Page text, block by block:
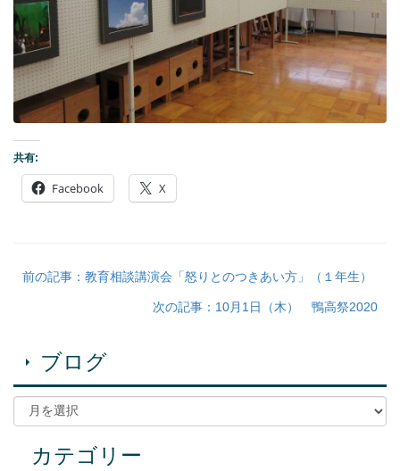
共有:
Facebook X
前の記事：教育相談講演会「怒りとのつきあい方」（１年生）
次の記事：10月1日（木） 鴨高祭2020
ブログ
カテゴリー